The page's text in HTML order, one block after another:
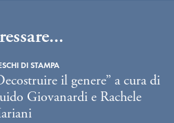
DI STAMPA
il genere” a cura di
Giovanardi e Rachele